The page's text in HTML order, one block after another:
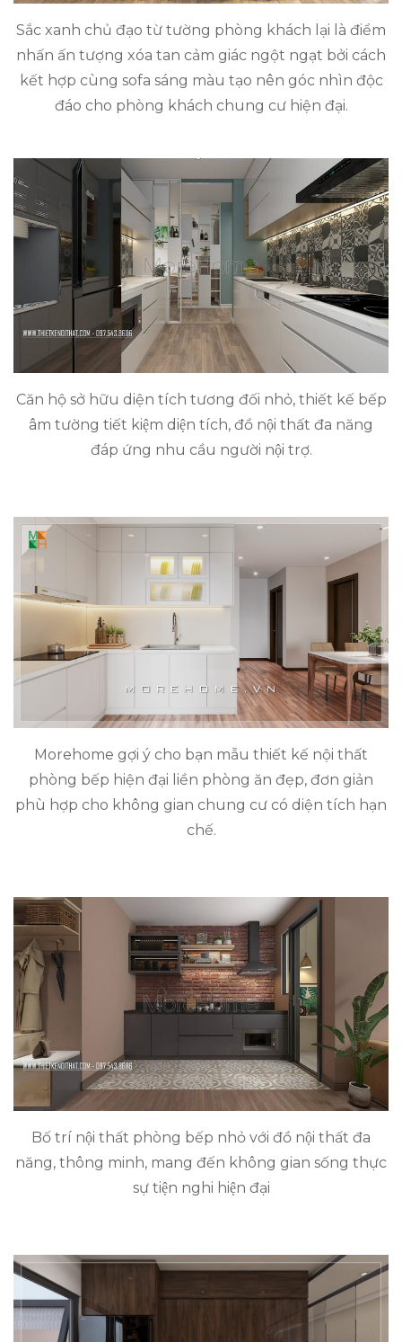
Sắc xanh chủ đạo từ tường phòng khách lại là điểm
nhấn ấn tượng xóa tan cảm giác ngột ngạt bởi cách
kết hợp cùng sofa sáng màu tạo nên góc nhìn độc
đáo cho phòng khách chung cư hiện đại.
Căn hộ sở hữu diện tích tương đối nhỏ, thiết kế bếp
âm tường tiết kiệm diện tích, đồ nội thất đa năng
đáp ứng nhu cầu người nội trợ.
Morehome gợi ý cho bạn mẫu thiết kế nội thất
phòng bếp hiện đại liền phòng ăn đẹp, đơn giản
phù hợp cho không gian chung cư có diện tích hạn
chế.
Bố trí nội thất phòng bếp nhỏ với đồ nội thất đa
năng, thông minh, mang đến không gian sống thực
sự tiện nghi hiện đại